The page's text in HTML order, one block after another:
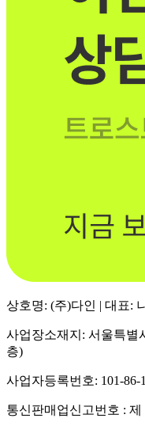
상호명: (주)다인 | 대표:
사업장소재지: 서울특별
층)
사업자등록번호: 101-86-
통신판매업신고번호 : 제